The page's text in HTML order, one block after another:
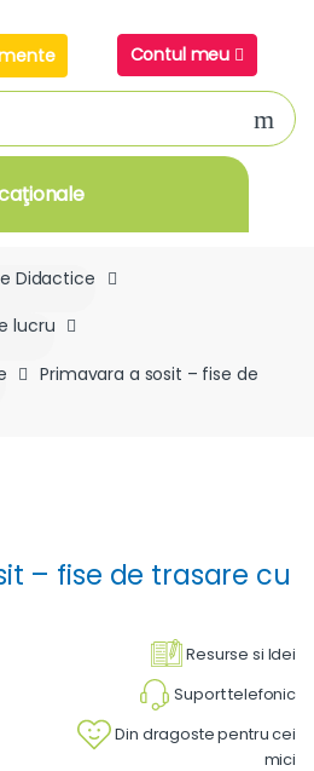
Contul meu
Didactice
lucru
Primavara a sosit – fise de
– fise de trasare cu
Resurse si Idei
Suport telefonic
Din dragoste pentru cei
mici